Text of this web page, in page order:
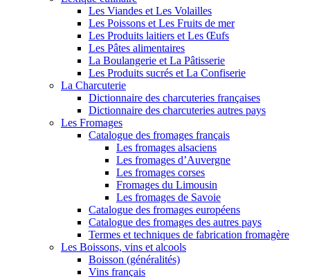
Les Viandes et Les Volailles
Les Poissons et Les Fruits de mer
Les Produits laitiers et Les Œufs
Les Pâtes alimentaires
La Boulangerie et La Pâtisserie
Les Produits sucrés et La Confiserie
La Charcuterie
Dictionnaire des charcuteries françaises
Dictionnaire des charcuteries autres pays
Les Fromages
Catalogue des fromages français
Les fromages alsaciens
Les fromages d’Auvergne
Les fromages corses
Fromages du Limousin
Les fromages de Savoie
Catalogue des fromages européens
Catalogue des fromages des autres pays
Termes et techniques de fabrication fromagère
Les Boissons, vins et alcools
Boisson (généralités)
Vins français